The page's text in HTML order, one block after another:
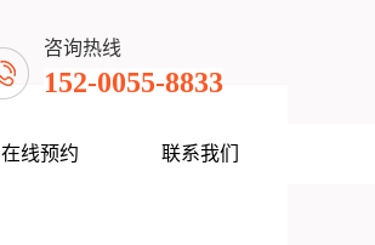
在线预约 联系我们
152-0055-8833
咨询热线